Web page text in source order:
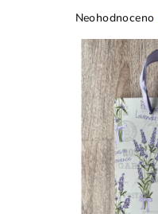
Průměrné
produktu
je
0,0
hvězdiček.
Neohodnoceno